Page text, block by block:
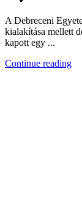
A Debreceni
kialakítása mellett
kapott egy ...
Continue reading